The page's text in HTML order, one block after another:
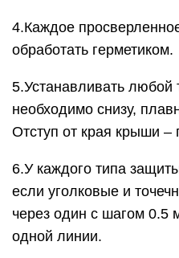
4.Каждое
обработать герметиком.
5.Устанавливать любой
необходимо снизу,
Отступ от края крыши –
6.У каждого типа
если уголковые и
через один с шагом 0.5
одной линии.